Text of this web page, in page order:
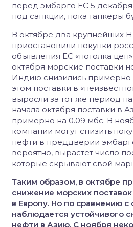
перед эмбарго ЕС 5
под санкции, пока танкеры
В октябре два крупнейших
приостановили покупки
объявления ЕС «потолка
октября морские поставки
Индию снизились примерно
этом поставки в
выросли за тот же период на
начала октября поставки в
примерно на 0.09 мбс. В
компании могут снизить
нефти в преддверии
вероятно, вырастет число
которые скрывают свой
Таким образом, в октябре
снижение морских
в Европу. Но по сравнению с
наблюдается устойчивого
нефти в Азию. С ноября